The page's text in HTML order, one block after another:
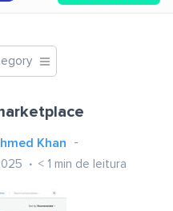
Khan
< 1 min de leitura